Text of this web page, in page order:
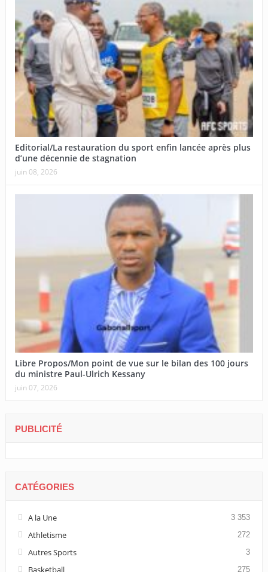
Editorial/La restauration du sport enfin lancée après plus
d’une décennie de stagnation
juin 08, 2026
Libre Propos/Mon point de vue sur le bilan des 100 jours
du ministre Paul-Ulrich Kessany
juin 07, 2026
PUBLICITÉ
CATÉGORIES
A la Une 3 353
Athletisme 272
Autres Sports 3
Basketball 275